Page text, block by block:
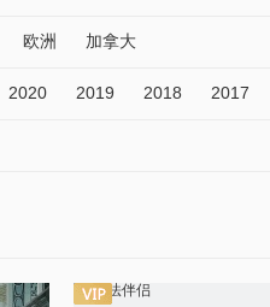
欧洲 加拿大
2020 2019 2018 2017